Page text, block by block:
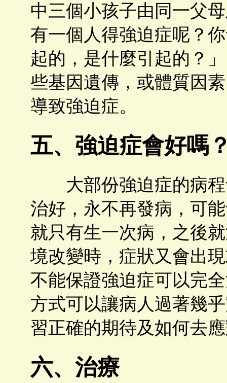
中三個小孩子由同一父
有一個人得強迫症呢？
起的，是什麼引起的？
些基因遺傳，或體質因
導致強迫症。
五、強迫症會好嗎
大部份強迫症的病程
治好，永不再發病，可
就只有生一次病，之後
境改變時，症狀又會出
不能保證強迫症可以完
方式可以讓病人過著幾
習正確的期待及如何去
六、治療